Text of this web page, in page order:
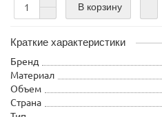
В корзину
Краткие характеристики
Бренд
Материал
Объем
Страна